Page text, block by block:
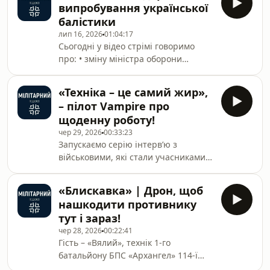
Як українські удари по логістиці
змінюють можливості росіян; - Які
можливості росіяни мають для
осінньо-зимової кампанії*******⚡️
«Мілітарний» та Stockholm Tactical
Fundraising Ukraine запускають
спільний збір «Мільйон без
кордонів». Ме
випробування української
балістики
лип 16, 202601:04:17
Сьогодні у відео стрімі говоримо
про: •⁠ ⁠зміну міністра оборони
30%•⁠ ⁠⁠закупівля SAMP-T для
України*******⚡️ «Мілітарний» та
Stockholm Tactical Fundraising
Ukraine запускають спільний збір
«Мільйон без кордонів». Мета — 1
млн грн для 25-ї ОПДБр і ДПК
«Повітряний Патруль України»: на
дрони для десантників та
обладнання для ремонту
«Техніка – це самий жир»,
– пілот Vampire про
щоденну роботу!
чер 29, 202600:33:23
Запускаємо серію інтерв’ю з
військовими, які стали учасниками
пілот дрона Vampire з 13-ї бригади
НГУ «Хартія». - Як виглядає рутина
«вампіристів»? - Як змінюється
Vampire? - Як росіяни протидіють
бомберам?
«Блискавка» | Дрон, щоб
нашкодити противнику
тут і зараз!
чер 28, 202600:22:41
Гість – «Вялий», технік 1-го
батальйону БПС «Архангел» 114-ї